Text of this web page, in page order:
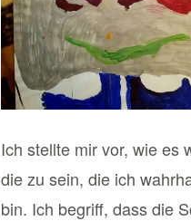
Ich stellte mir vor, wie es
die zu sein, die ich
bin. Ich begriff, dass die